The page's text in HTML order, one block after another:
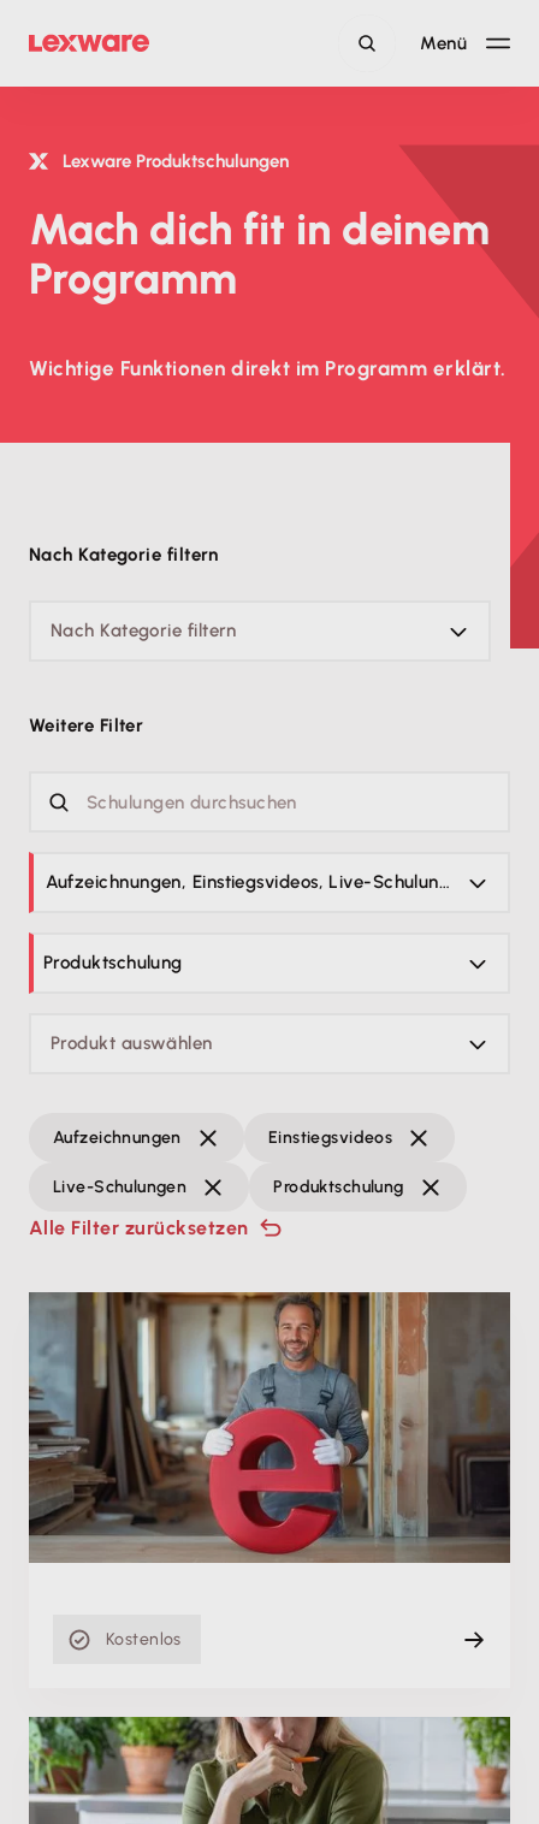
Menü
Lexware Produktschulungen
Mach dich fit in deinem
Programm
Wichtige Funktionen direkt im Programm erklärt.
Nach Kategorie filtern
Nach Kategorie filtern
Weitere Filter
Aufzeichnungen, Einstiegsvideos, Live-Schulungen
Produktschulung
Produkt auswählen
Aufzeichnungen Einstiegsvideos
Live-Schulungen Produktschulung
Alle Filter zurücksetzen
Produktschulung
E-Rechnungspflicht: Einfach umsetzen mit deiner
Lexware Desktop Software
Mi. 02.09.2026, 08:00 Uhr+ weitere Termine
Live
120 min
Kostenlos
Produktschulung